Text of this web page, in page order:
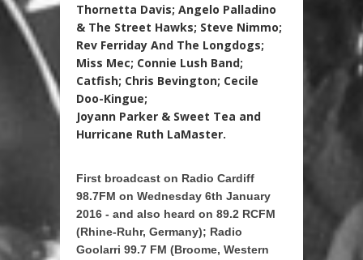
Thornetta Davis; Angelo Palladino
& The Street Hawks; Steve Nimmo;
Rev Ferriday And The Longdogs;
Miss Mec; Connie Lush Band;
Catfish; Chris Bevington; Cecile
Doo-Kingue;
Joyann Parker & Sweet Tea and
Hurricane Ruth LaMaster.
First broadcast on Radio Cardiff
98.7FM on Wednesday 6th January
2016 - and also heard on 89.2 RCFM
(Rhine-Ruhr, Germany); Radio
Goolarri 99.7 FM (Broome, Western